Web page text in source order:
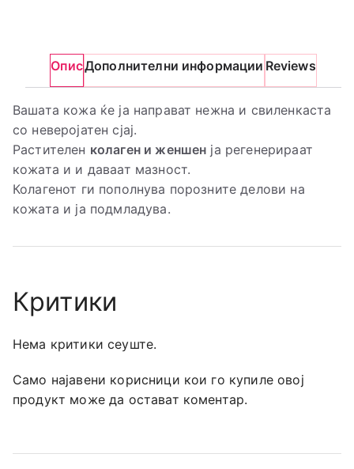
ОписДополнителни информации Reviews
Вашата кожа ќе ја направат нежна и свиленкаста
со неверојатен сјај.
Растителен колаген и женшен ја регенерираат
кожата и и даваат мазност.
Колагенот ги пополнува порозните делови на
кожата и ја подмладува.
Критики
Нема критики сеуште.
Само најавени корисници кои го купиле овој
продукт може да остават коментар.